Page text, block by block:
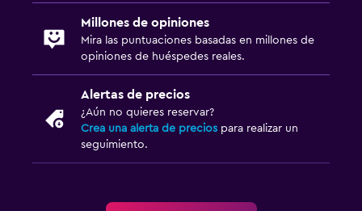
Millones de opiniones
Mira las puntuaciones basadas en millones de
opiniones de huéspedes reales.
Alertas de precios
¿Aún no quieres reservar?
Crea una alerta de precios para realizar un
seguimiento.